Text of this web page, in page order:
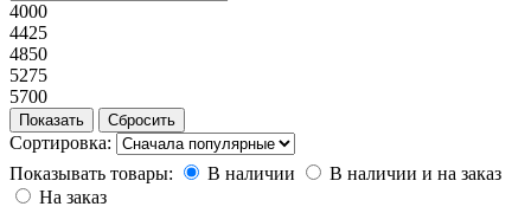
4000
4425
4850
5275
5700
Сортировка:
Показывать товары:
В наличии
В наличии и на заказ
На заказ